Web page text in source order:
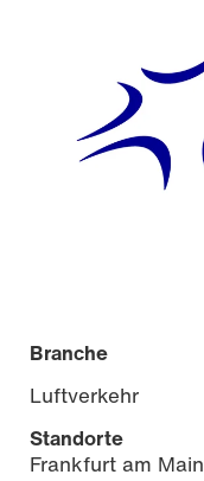
Branche
Luftverkehr
Standorte
Frankfurt am Main